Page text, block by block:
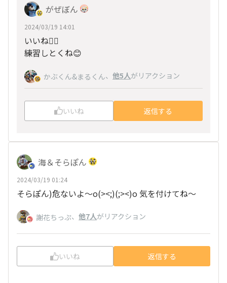
がぜぼん
2024/03/19 14:01
いいね‪👍🏻
練習しとくね😊
かぶくん&まるくん、 他5人がリアクション
いいね 返信する
海＆そらぽん
2024/03/19 01:24
そらぽん)危ないよ～o(><;)(;><)o 気を付けてね～
謝花ちっぷ、 他7人がリアクション
いいね 返信する